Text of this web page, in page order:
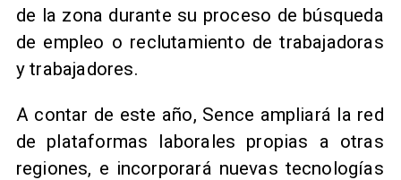
de la zona durante su proceso de búsqueda
de empleo o reclutamiento de trabajadoras
y trabajadores.
A contar de este año, Sence ampliará la red
de plataformas laborales propias a otras
regiones, e incorporará nuevas tecnologías